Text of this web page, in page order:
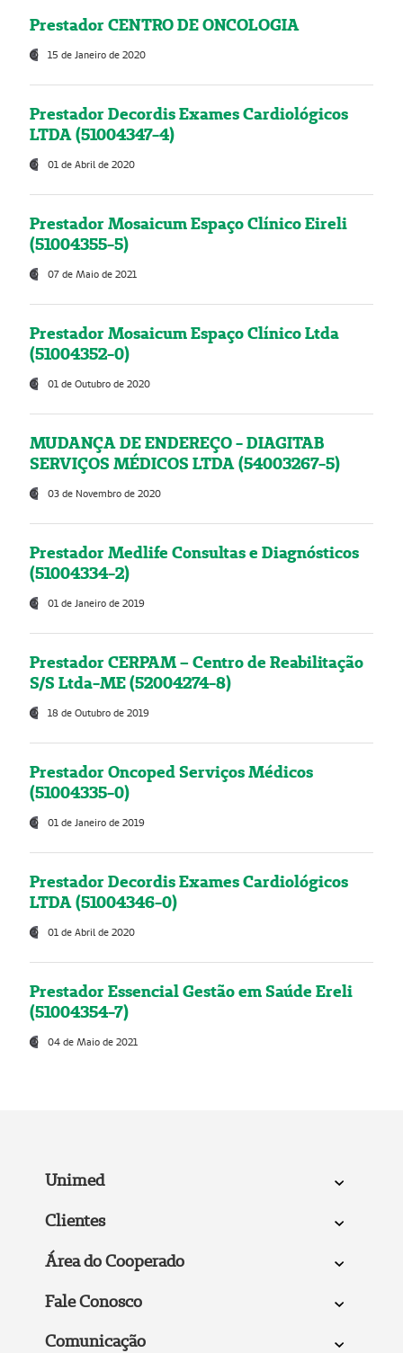
Prestador CENTRO DE ONCOLOGIA
15 de Janeiro de 2020
Prestador Decordis Exames Cardiológicos
LTDA (51004347-4)
01 de Abril de 2020
Prestador Mosaicum Espaço Clínico Eireli
(51004355-5)
07 de Maio de 2021
Prestador Mosaicum Espaço Clínico Ltda
(51004352-0)
01 de Outubro de 2020
MUDANÇA DE ENDEREÇO - DIAGITAB
SERVIÇOS MÉDICOS LTDA (54003267-5)
03 de Novembro de 2020
Prestador Medlife Consultas e Diagnósticos
(51004334-2)
01 de Janeiro de 2019
Prestador CERPAM – Centro de Reabilitação
S/S Ltda-ME (52004274-8)
18 de Outubro de 2019
Prestador Oncoped Serviços Médicos
(51004335-0)
01 de Janeiro de 2019
Prestador Decordis Exames Cardiológicos
LTDA (51004346-0)
01 de Abril de 2020
Prestador Essencial Gestão em Saúde Ereli
(51004354-7)
04 de Maio de 2021
Unimed
Clientes
Área do Cooperado
Fale Conosco
Comunicação